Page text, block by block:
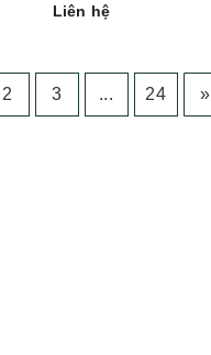
Liên hệ
2 3 ... 24 »